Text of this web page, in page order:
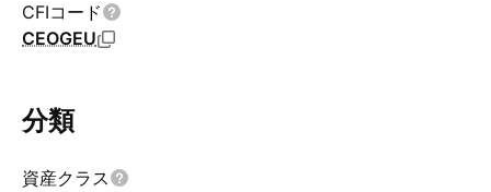
CFIコード
CEOGEU
分類
資産クラス